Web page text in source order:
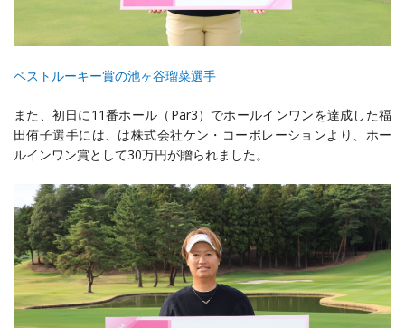
ベストルーキー賞の池ヶ谷瑠菜選手
また、初日に11番ホール（ Par3）でホールインワンを達成した福
田侑子選手には、は株式会社ケン・コーポレーションより、ホー
ルインワン賞として30万円が贈られました。